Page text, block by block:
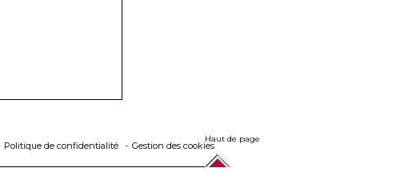
Politique de confidentialité Gestion des cookies
Haut de page